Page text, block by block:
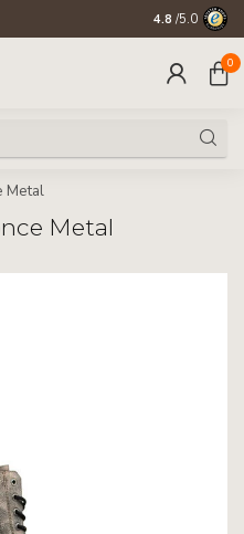
4.8 /5.0
0
Metal
Metal